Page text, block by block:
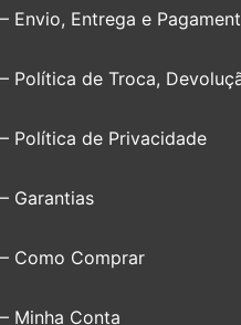
– Envio, Entrega e
– Política de Troca,
– Política de Privacidade
– Garantias
– Como Comprar
– Minha Conta